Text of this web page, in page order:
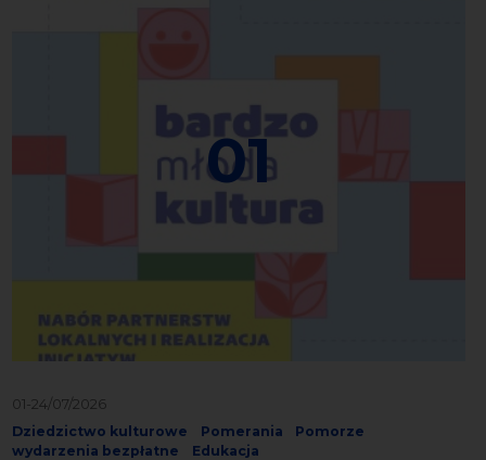
01
01-24/07/2026
Dziedzictwo kulturowe Pomerania
Pomorze
wydarzenia bezpłatne
Edukacja